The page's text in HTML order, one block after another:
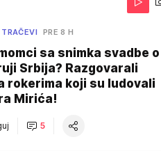
PRE 8 H
sa snimka svadbe o
Srbija? Razgovarali
rokerima koji su ludovali
Mirića!
5